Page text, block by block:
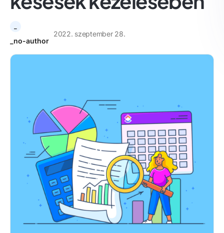
_no-author
2022. szeptember 28.